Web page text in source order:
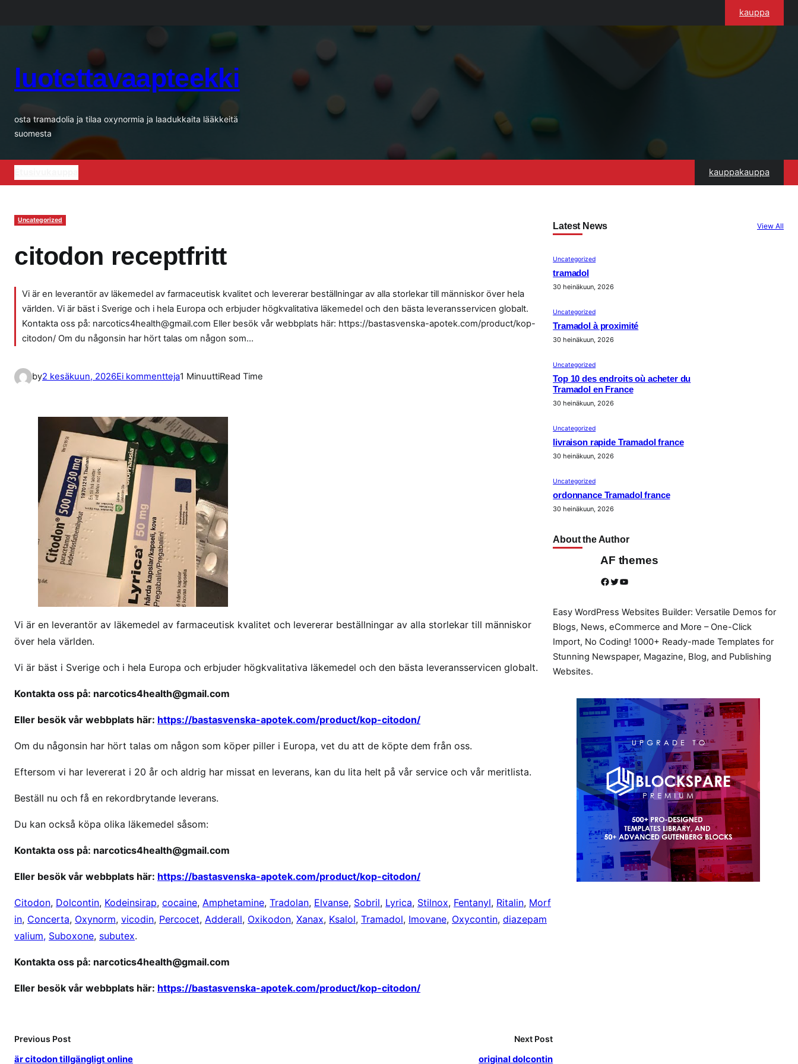
kauppa
luotettavaapteekki
osta tramadolia ja tilaa oxynormia ja laadukkaita lääkkeitä
suomesta
kauppakauppa
Uncategorized
citodon receptfritt
Vi är en leverantör av läkemedel av farmaceutisk kvalitet och levererar beställningar av alla storlekar till människor över hela
världen. Vi är bäst i Sverige och i hela Europa och erbjuder högkvalitativa läkemedel och den bästa leveransservicen globalt.
Kontakta oss på: narcotics4health@gmail.com Eller besök vår webbplats här: https://bastasvenska-apotek.com/product/kop-
citodon/ Om du någonsin har hört talas om någon som…
by2 kesäkuun, 2026Ei kommenttejaa
i
k
k
e
l
i
i
n
c
o
d
n
c
p
t
r
t
1 MinuuttiRead Time
Vi är en leverantör av läkemedel av farmaceutisk kvalitet och levererar beställningar av alla storlekar till människor
över hela världen.
Vi är bäst i Sverige och i hela Europa och erbjuder högkvalitativa läkemedel och den bästa leveransservicen globalt.
Kontakta oss på: narcotics4health@gmail.com
Eller besök vår webbplats här: https://bastasvenska-apotek.com/product/kop-citodon/
Om du någonsin har hört talas om någon som köper piller i Europa, vet du att de köpte dem från oss.
Eftersom vi har levererat i 20 år och aldrig har missat en leverans, kan du lita helt på vår service och vår meritlista.
Beställ nu och få en rekordbrytande leverans.
Du kan också köpa olika läkemedel såsom:
Kontakta oss på: narcotics4health@gmail.com
Eller besök vår webbplats här: https://bastasvenska-apotek.com/product/kop-citodon/
Citodon, Dolcontin, Kodeinsirap, cocaine, Amphetamine, Tradolan, Elvanse, Sobril, Lyrica, Stilnox, Fentanyl, Ritalin, Morf
in, Concerta, Oxynorm, vicodin, Percocet, Adderall, Oxikodon, Xanax, Ksalol, Tramadol, Imovane, Oxycontin, diazepam
valium, Suboxone, subutex.
Kontakta oss på: narcotics4health@gmail.com
Eller besök vår webbplats här: https://bastasvenska-apotek.com/product/kop-citodon/
Previous Post
är citodon tillgängligt online
Next Post
original dolcontin
Latest News View All
Uncategorized
tramadol
30 heinäkuun, 2026
Uncategorized
Tramadol à proximité
30 heinäkuun, 2026
Uncategorized
Top 10 des endroits où acheter du
Tramadol en France
30 heinäkuun, 2026
Uncategorized
livraison rapide Tramadol france
30 heinäkuun, 2026
Uncategorized
ordonnance Tramadol france
30 heinäkuun, 2026
About the Author
AF themes
Facebook Twitter YouTube
Easy WordPress Websites Builder: Versatile Demos for
Blogs, News, eCommerce and More – One-Click
Import, No Coding! 1000+ Ready-made Templates for
Stunning Newspaper, Magazine, Blog, and Publishing
Websites.